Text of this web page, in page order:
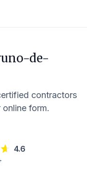
de-
contractors
form.
4.6